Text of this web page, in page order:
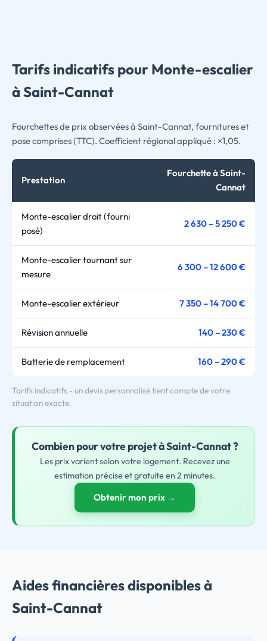
Tarifs indicatifs pour Monte-escalier
à Saint-Cannat
Fourchettes de prix observées à Saint-Cannat, fournitures et
pose comprises (TTC). Coefficient régional appliqué : ×1,05.
Prestation
Fourchette à Saint-
Cannat
Monte-escalier droit (fourni
posé)
2 630 – 5 250 €
Monte-escalier tournant sur
mesure
6 300 – 12 600 €
Monte-escalier extérieur 7 350 – 14 700 €
Révision annuelle 140 – 230 €
Batterie de remplacement 160 – 290 €
Tarifs indicatifs - un devis personnalisé tient compte de votre
situation exacte.
Combien pourvotreprojet à Saint-Cannat ?
Les prix varient selon votre logement. Recevez une
estimation précise et gratuite en 2 minutes.
Obtenir mon prix →
Aides financières disponibles à
Saint-Cannat